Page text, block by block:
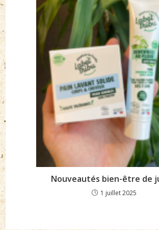
Nouveautés bien-être de
1 juillet 2025